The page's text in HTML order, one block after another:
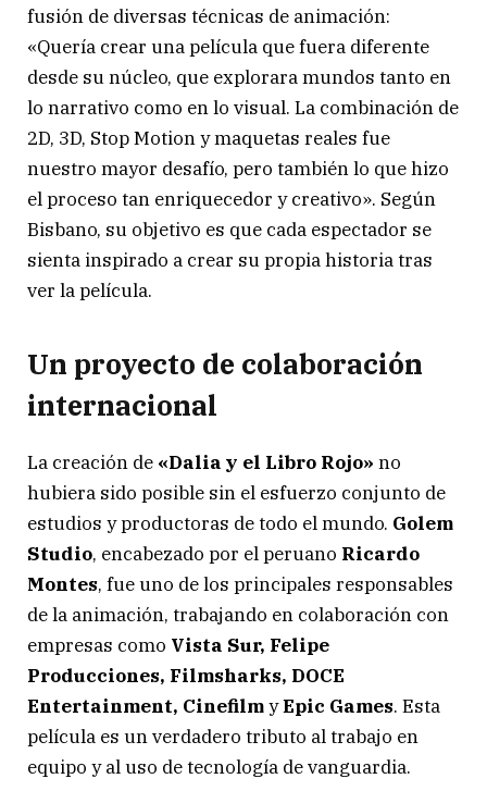
fusión de diversas técnicas de animación:
«Quería crear una película que fuera diferente
desde su núcleo, que explorara mundos tanto en
lo narrativo como en lo visual. La combinación de
2D, 3D, Stop Motion y maquetas reales fue
nuestro mayor desafío, pero también lo que hizo
el proceso tan enriquecedor y creativo». Según
Bisbano, su objetivo es que cada espectador se
sienta inspirado a crear su propia historia tras
ver la película.
Un proyecto de colaboración
internacional
La creación de «Dalia y el Libro Rojo» no
hubiera sido posible sin el esfuerzo conjunto de
estudios y productoras de todo el mundo. Golem
Studio, encabezado por el peruano Ricardo
Montes, fue uno de los principales responsables
de la animación, trabajando en colaboración con
empresas como Vista Sur, Felipe
Producciones, Filmsharks, DOCE
Entertainment, CinefilmyEpic Games. Esta
película es un verdadero tributo al trabajo en
equipo y al uso de tecnología de vanguardia.